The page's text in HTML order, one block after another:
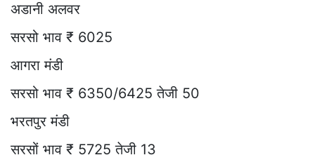
अडानी अलवर
सरसो भाव ₹ 6025
आगरा मंडी
सरसो भाव ₹ 6350/6425 तेजी 50
भरतपुर मंडी
सरसों भाव ₹ 5725 तेजी 13